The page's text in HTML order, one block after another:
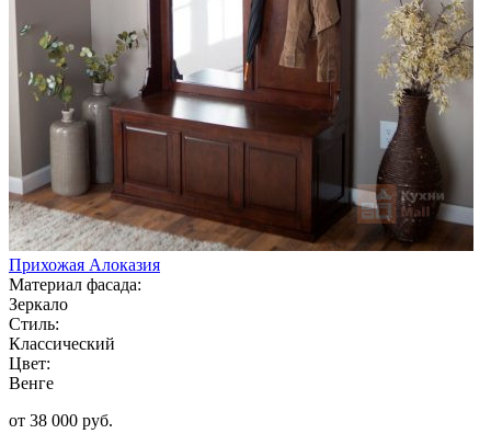
Прихожая Алоказия
Материал фасада:
Зеркало
Стиль:
Классический
Цвет:
Венге
от 38 000 руб.